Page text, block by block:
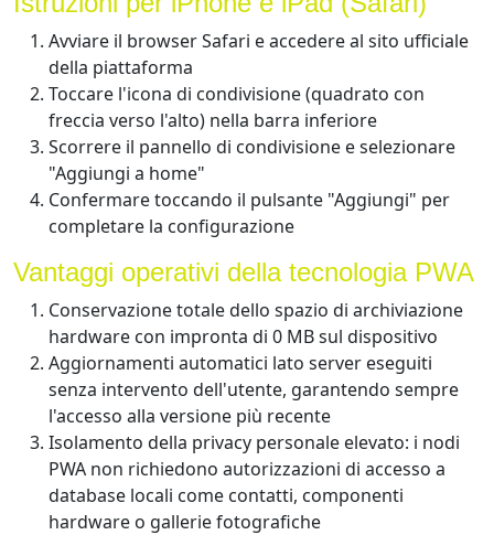
Avviare il browser Safari e accedere al sito ufficiale
della piattaforma
Toccare l'icona di condivisione (quadrato con
freccia verso l'alto) nella barra inferiore
Scorrere il pannello di condivisione e selezionare
"Aggiungi a home"
Confermare toccando il pulsante "Aggiungi" per
completare la configurazione
Vantaggi operativi della tecnologia PWA
Conservazione totale dello spazio di archiviazione
hardware con impronta di 0 MB sul dispositivo
Aggiornamenti automatici lato server eseguiti
senza intervento dell'utente, garantendo sempre
l'accesso alla versione più recente
Isolamento della privacy personale elevato: i nodi
PWA non richiedono autorizzazioni di accesso a
database locali come contatti, componenti
hardware o gallerie fotografiche